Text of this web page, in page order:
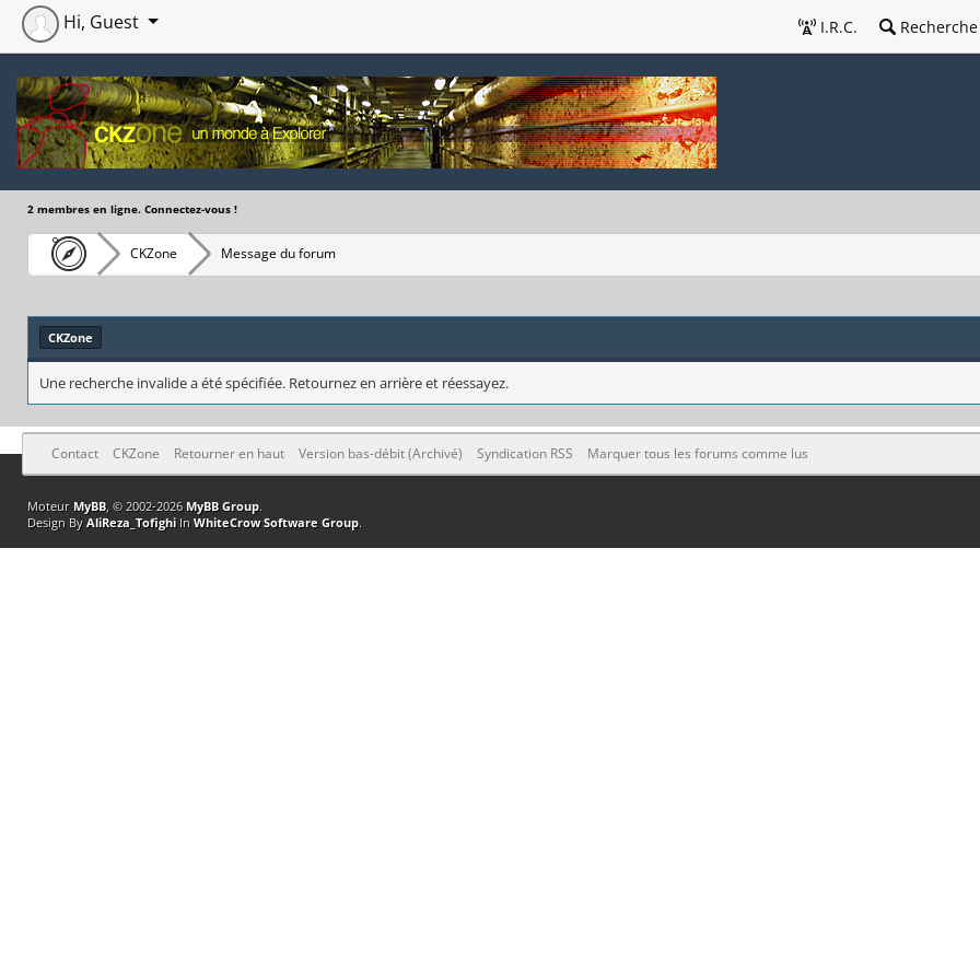
I.R.C. Recherche
Hi, Guest
2 membres en ligne. Connectez-vous !
CKZone Message du forum
CKZone
Une recherche invalide a été spécifiée. Retournez en arrière et réessayez.
Contact CKZone Retourner en haut Version bas-débit (Archivé) Syndication RSS Marquer tous les forums comme lus
Moteur MyBB, © 2002-2026 MyBB Group.
Design By AliReza_TofighiIn WhiteCrow Software Group.